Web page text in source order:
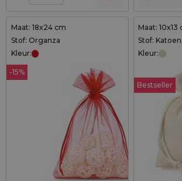
Maat: 18x24 cm
Stof: Organza
Kleur:
-15%
Maat: 10x13
Stof:
Kleur:
Bestseller